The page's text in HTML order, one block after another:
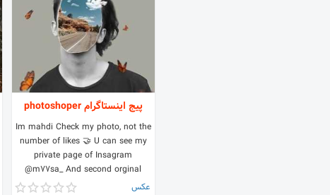
پیج اینستاگرام photoshoper
Im mahdi Check my photo, not the
number of likes 🤝 U can see my
private page of Insagram
@m77sa_ And second orginal
page @mahdiphtshop . . .عکس